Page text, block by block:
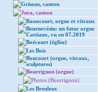
Grisons, canton
Jura, canton
Bassecourt, orgue et vitraux
Beurnevésin: un futur orgue
Cattiaux, vu en 07.2019
Boécourt (église)
Les Bois
Boncourt (orgue, vitraux,
sculptures)
Bourrignon (orgue)
Photos (Bourrignon)
Les Breuleux